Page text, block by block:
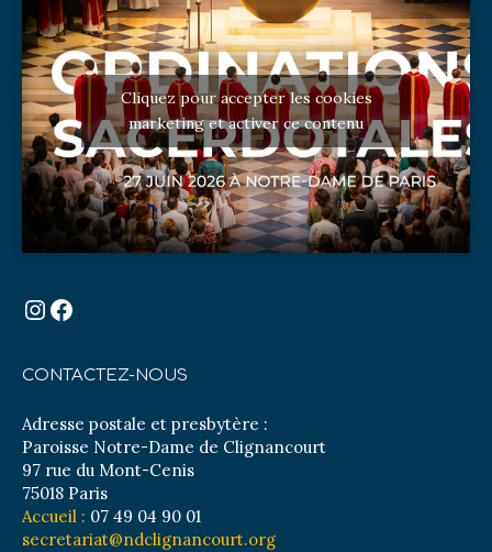
Cliquez pour accepter les cookies
marketing et activer ce contenu
Instagram
Facebook
CONTACTEZ-NOUS
Adresse postale et presbytère :
Paroisse Notre-Dame de Clignancourt
97 rue du Mont-Cenis
75018 Paris
Accueil : 07 49 04 90 01
secretariat@ndclignancourt.org